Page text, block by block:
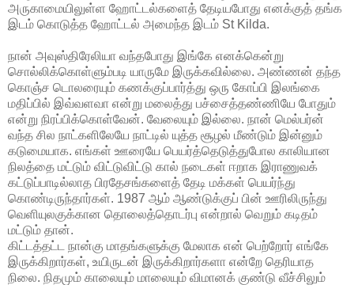
அருகாமையிலுள்ள ஹோட்டல்களைத் தேடியபோது எனக்குத் தங்க
இடம் கொடுத்த ஹோட்டல் அமைந்த இடம் St Kilda.
நான் அவுஸ்திரேலியா வந்தபோது இங்கே எனக்கென்று
சொல்லிக்கொள்ளும்படி யாருமே இருக்கவில்லை. அண்ணன் தந்த
கொஞ்ச டொலரையும் கணக்குப்பார்த்து ஒரு கோப்பி இலங்கை
மதிப்பில் இவ்வளவா என்று மலைத்து பச்சைத்தண்ணியே போதும்
என்று நிரப்பிக்கொள்வேன். வேலையும் இல்லை. நான் மெல்பர்ன்
வந்த சில நாட்களிலேயே நாட்டில் யுத்த சூழல் மீண்டும் இன்னும்
கடுமையாக. எங்கள் ஊரையே பெயர்த்தெடுத்துபோல காலியான
நிலத்தை மட்டும் விட்டுவிட்டு கால் நடைகள் ஈறாக இராணுவக்
கட்டுப்பாடில்லாத பிரதேசங்களைத் தேடி மக்கள் பெயர்ந்து
கொண்டிருந்தார்கள். 1987 ஆம் ஆண்டுக்குப் பின் ஊரிலிருந்து
வெளியுலகுக்கான தொலைத்தொடர்பு என்றால் வெறும் கடிதம்
மட்டும் தான்.
கிட்டத்தட்ட நான்கு மாதங்களுக்கு மேலாக என் பெற்றோர் எங்கே
இருக்கிறார்கள், உயிருடன் இருக்கிறார்களா என்றே தெரியாத
நிலை. நிதமும் காலையும் மாலையும் விமானக் குண்டு வீச்சிலும்